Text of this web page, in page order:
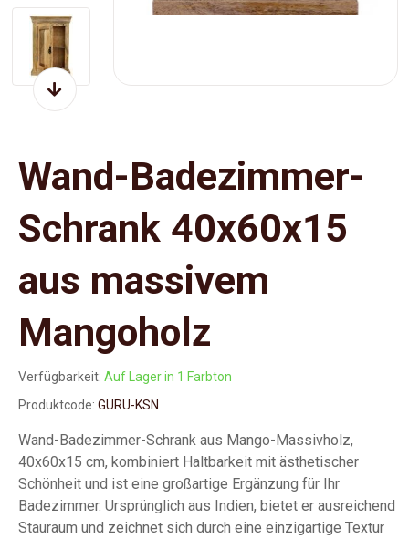
Wand-Badezimmer-
Schrank 40x60x15
aus massivem
Mangoholz
Verfügbarkeit: Auf Lager in 1 Farbton
Produktcode: GURU-KSN
Wand-Badezimmer-Schrank aus Mango-Massivholz,
40x60x15 cm, kombiniert Haltbarkeit mit ästhetischer
Schönheit und ist eine großartige Ergänzung für Ihr
Badezimmer. Ursprünglich aus Indien, bietet er ausreichend
Stauraum und zeichnet sich durch eine einzigartige Textur